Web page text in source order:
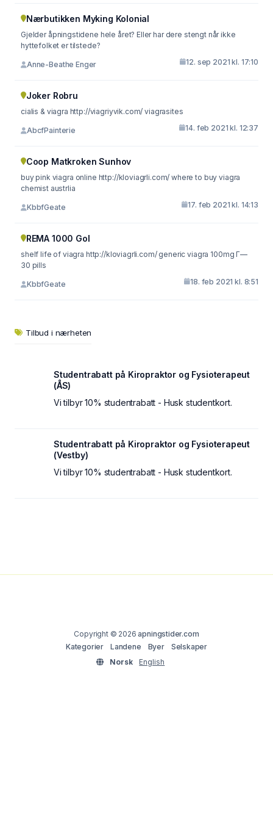
Nærbutikken Myking Kolonial
Gjelder åpningstidene hele året? Eller har dere stengt når ikke
hyttefolket er tilstede?
Anne-Beathe Enger 12. sep 2021 kl. 17:10
Joker Robru
cialis & viagra http://viagriyvik.com/ viagrasites
AbcfPainterie 14. feb 2021 kl. 12:37
Coop Matkroken Sunhov
buy pink viagra online http://kloviagrli.com/ where to buy viagra
chemist austrlia
KbbfGeate 17. feb 2021 kl. 14:13
REMA 1000 Gol
shelf life of viagra http://kloviagrli.com/ generic viagra 100mg Г—
30 pills
KbbfGeate 18. feb 2021 kl. 8:51
Tilbud i nærheten
Studentrabatt på Kiropraktor og Fysioterapeut
(ÅS)
Vi tilbyr 10% studentrabatt - Husk studentkort.
Studentrabatt på Kiropraktor og Fysioterapeut
(Vestby)
Vi tilbyr 10% studentrabatt - Husk studentkort.
Copyright © 2026apningstider.com
Kategorier
Landene Byer
Selskaper
Norsk
English